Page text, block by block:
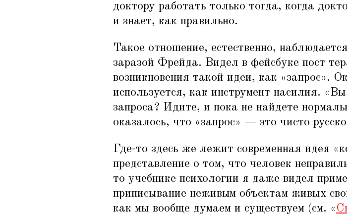
доктору работать только тогда, когда
и знает, как правильно.
Такое отношение, естественно,
заразой Фрейда. Видел в фейсбуке пост
возникновения такой идеи, как «запрос».
используется, как инструмент насилия. «Вы
запроса? Идите, и пока не найдете
оказалось, что «запрос» — это чисто
Где-то здесь же лежит современная идея «
представление о том, что человек
то учебнике психологии я даже видел
приписывание неживым объектам живых
как мы вообще думаем и существуем (см. «